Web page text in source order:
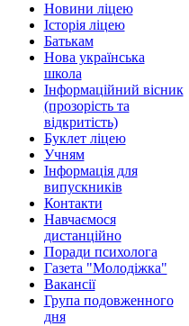
Новини ліцею
Історія ліцею
Батькам
Нова українська
школа
Інформаційний вісник
(прозорість та
відкритість)
Буклет ліцею
Учням
Інформація для
випускників
Контакти
Навчаємося
дистанційно
Поради психолога
Газета "Молодіжка"
Вакансії
Група подовженного
дня